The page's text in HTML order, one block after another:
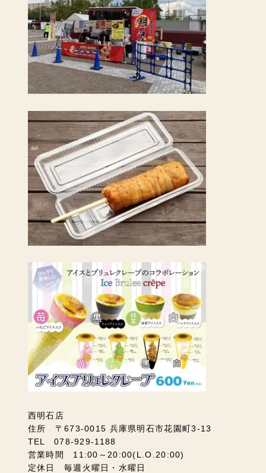
西明石店
住所 〒673-0015 兵庫県明石市花園町3-13
TEL 078-929-1188
営業時間 11:00～20:00(L.O.20:00)
定休日 毎週火曜日・水曜日